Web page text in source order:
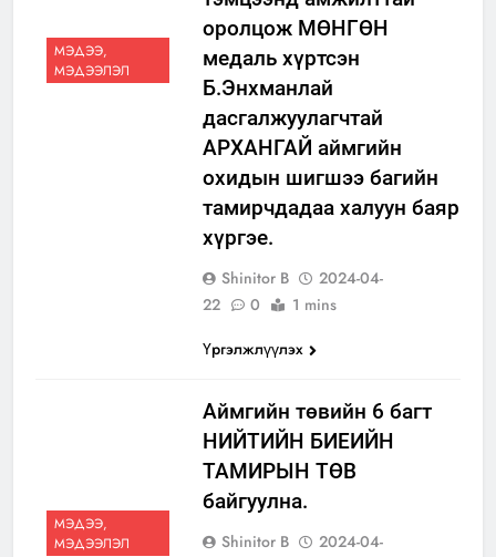
МЭДЭЭ,
МЭДЭЭЛЭЛ
оролцож МӨНГӨН
медаль хүртсэн
Б.Энхманлай
дасгалжуулагчтай
АРХАНГАЙ аймгийн
охидын шигшээ багийн
тамирчдадаа халуун баяр
хүргэе.
Shinitor B
2024-04-
22
0
1 mins
Үргэлжлүүлэх
МЭДЭЭ,
МЭДЭЭЛЭЛ
Aймгийн төвийн 6 багт
НИЙТИЙН БИЕИЙН
ТАМИРЫН ТӨВ
байгуулна.
Shinitor B
2024-04-